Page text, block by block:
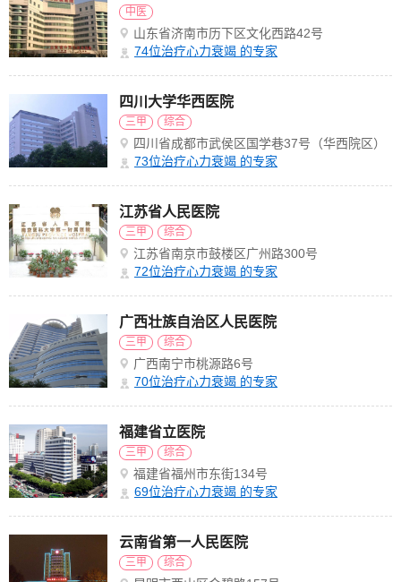
中医
山东省济南市历下区文化西路42号
74位治疗心力衰竭 的专家
四川大学华西医院
三甲 综合
四川省成都市武侯区国学巷37号（华西院区）
73位治疗心力衰竭 的专家
江苏省人民医院
三甲 综合
江苏省南京市鼓楼区广州路300号
72位治疗心力衰竭 的专家
广西壮族自治区人民医院
三甲 综合
广西南宁市桃源路6号
70位治疗心力衰竭 的专家
福建省立医院
三甲 综合
福建省福州市东街134号
69位治疗心力衰竭 的专家
云南省第一人民医院
三甲 综合